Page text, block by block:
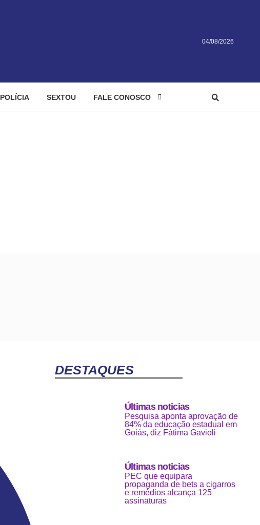
04/08/2026
POLÍCIA SEXTOU FALE CONOSCO
DESTAQUES
Últimas noticias
Pesquisa aponta aprovação de
84% da educação estadual em
Goiás, diz Fátima Gavioli
Últimas noticias
PEC que equipara
propaganda de bets a cigarros
e remédios alcança 125
assinaturas